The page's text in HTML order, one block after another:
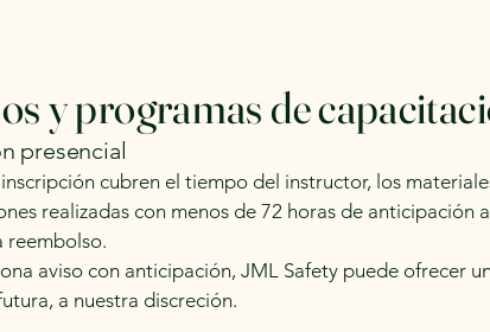
y programas de
presencial
cubren el tiempo del instructor, los
realizadas con menos de 72 horas de
reembolso.
aviso con anticipación, JML Safety puede ofrecer
a nuestra discreción.